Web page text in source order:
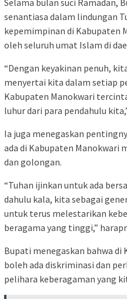
senantiasa dalam lindungan
kepemimpinan di Kabupaten
oleh seluruh umat Islam di
“Dengan keyakinan penuh,
menyertai kita dalam setiap
Kabupaten Manokwari
luhur dari para pendahulu
Ia juga menegaskan
ada di Kabupaten Manokwari
dan golongan.
“Tuhan ijinkan untuk ada
dahulu kala, kita sebagai
untuk terus melestarikan
beragama yang tinggi,”
Bupati menegaskan bahwa
boleh ada diskriminasi dan
pelihara keberagaman yang